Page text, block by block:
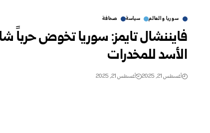
سوريا والعالم سياسة صحافة
فايننشال تايمز: سوريا تخوض حرباً
الأسد للمخدرات
أغسطس 21, 2025 أغسطس 21, 2025